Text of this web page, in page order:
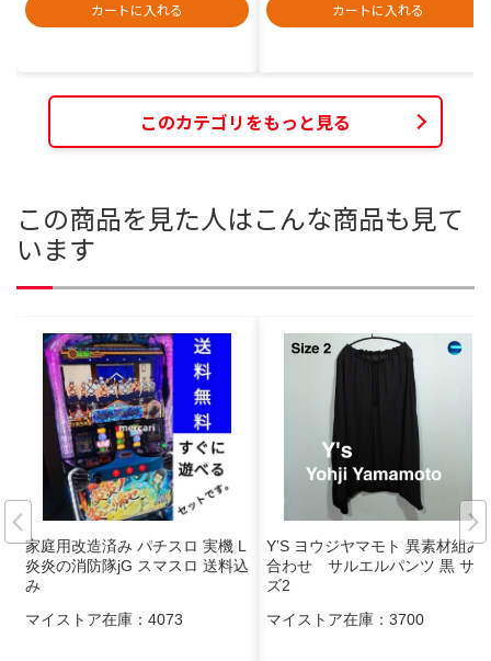
カートに入れる
カートに入れる
このカテゴリをもっと見る
この商品を見た人はこんな商品も見て
います
家庭用改造済み パチスロ 実機 L
炎炎の消防隊jG スマスロ 送料込
み
マイストア在庫： 4073
Y’S ヨウジヤマモト 異素材組み
合わせ サルエルパンツ 黒 サイ
ズ2
マイストア在庫： 3700